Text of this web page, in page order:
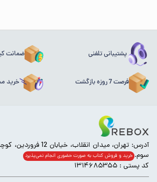
پشتیبانی تلفنی ضمانت
فرصت 7 روزه بازگشت خرید
سوم. خرید و فروش کتاب به صورت حضوری انجام‌ نمی‌پذیرد
کد پستی : ۱۳۱۴۶۸۵۳۵۵